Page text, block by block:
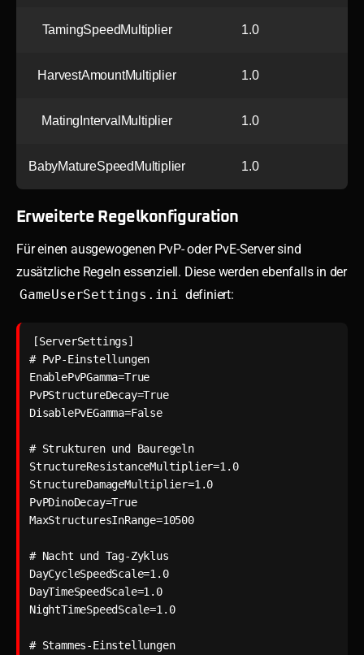
TamingSpeedMultiplier 1.0
HarvestAmountMultiplier 1.0
MatingIntervalMultiplier 1.0
BabyMatureSpeedMultiplier 1.0
Erweiterte Regelkonfiguration
Für einen ausgewogenen PvP- oder PvE-Server sind
zusätzliche Regeln essenziell. Diese werden ebenfalls in der
GameUserSettings.ini
definiert:
[ServerSettings]
# PvP-Einstellungen
EnablePvPGamma=True
PvPStructureDecay=True
DisablePvEGamma=False
# Strukturen und Bauregeln
StructureResistanceMultiplier=1.0
StructureDamageMultiplier=1.0
PvPDinoDecay=True
MaxStructuresInRange=10500
# Nacht und Tag-Zyklus
DayCycleSpeedScale=1.0
DayTimeSpeedScale=1.0
NightTimeSpeedScale=1.0
# Stammes-Einstellungen